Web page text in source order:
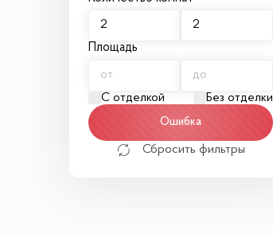
Площадь
С отделкой Без отделки
Ошибка
Сбросить фильтры